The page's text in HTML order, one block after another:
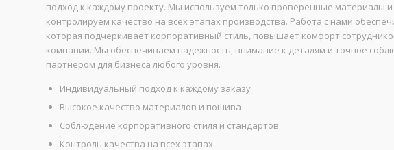
подход к каждому проекту. Мы используем только проверенные материалы
контролируем качество на всех этапах производства. Работа с нами
которая подчеркивает корпоративный стиль, повышает комфорт
компании. Мы обеспечиваем надежность, внимание к деталям и точное
партнером для бизнеса любого уровня.
Индивидуальный подход к каждому заказу
Высокое качество материалов и пошива
Соблюдение корпоративного стиля и стандартов
Контроль качества на всех этапах